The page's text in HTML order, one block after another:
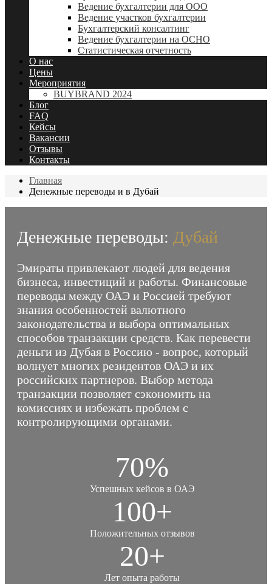
Ведение бухгалтерии для ООО
Ведение участков бухгалтерии
Бухгалтерский консалтинг
Ведение бухгалтерии на ОСНО
Статистическая отчетность
О нас
Цены
Мероприятия
BUYBRAND 2024
Блог
FAQ
Кейсы
Вакансии
Отзывы
Контакты
Главная
Денежные переводы и в Дубай
Денежные переводы: Дубай
Эмираты привлекают людей для ведения
бизнеса, инвестиций и работы. Финансовые
переводы между ОАЭ и Россией требуют
знания особенностей валютного
законодательства и выбора оптимальных
способов транзакции средств. Как перевести
деньги из Дубая в Россию - вопрос, который
волнует многих резидентов ОАЭ и их
российских партнеров. Выбор метода
транзакции позволяет сэкономить на
комиссиях и избежать проблем с
контролирующими органами.
70%
Успешных кейсов в ОАЭ
100+
Положительных отзывов
20+
Лет опыта работы